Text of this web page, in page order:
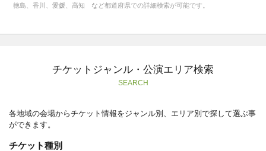
徳島、香川、愛媛、高知 など都道府県での詳細検索が可能です。
チケットジャンル・公演エリア検索
SEARCH
各地域の会場からチケット情報をジャンル別、エリア別で探して選ぶ事
ができます。
チケット種別